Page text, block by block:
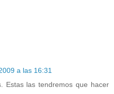
a las 16:31
Estas las tendremos que hacer